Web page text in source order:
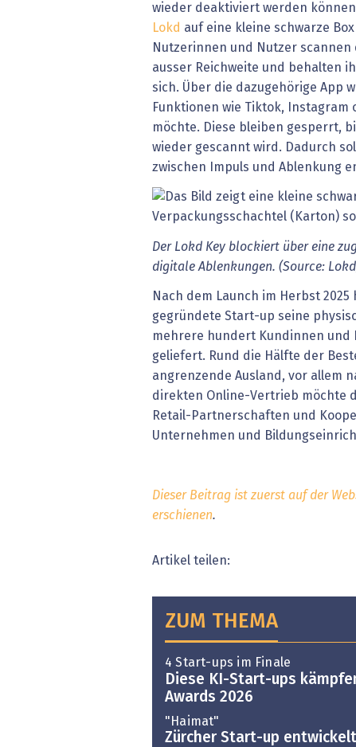
wieder deaktiviert werden
Lokd auf eine kleine schwarze
Nutzerinnen und Nutzer scannen
ausser Reichweite und behalten
sich. Über die dazugehörige App
Funktionen wie Tiktok, Instagram
möchte. Diese bleiben gesperrt,
wieder gescannt wird. Dadurch
zwischen Impuls und Ablenkung
Der Lokd Key blockiert über eine
digitale Ablenkungen. (Source:
Nach dem Launch im Herbst
gegründete Start-up seine
mehrere hundert Kundinnen und
geliefert. Rund die Hälfte der
angrenzende Ausland, vor allem
direkten Online-Vertrieb möchte
Retail-Partnerschaften und
Unternehmen und
Dieser Beitrag ist zuerst auf der
erschienen.
Artikel teilen:
ZUM THEMA
4 Start-ups im Finale
Diese KI-Start-ups
Awards 2026
"Haimat"
Zürcher Start-up